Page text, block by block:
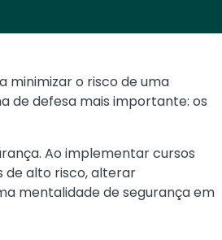
minimizar o risco de uma
de defesa mais importante: os
Ao implementar cursos
de alto risco, alterar
mentalidade de segurança em